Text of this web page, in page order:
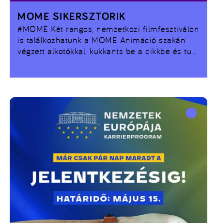
#MOME Két rangos, nemzetközi filmfesztiválon
is találkozhatunk a MOME Animáció szakán
végzett alkotókkal, kukkants be a cikkbe és tudj
MOME SIKERSZTORIK